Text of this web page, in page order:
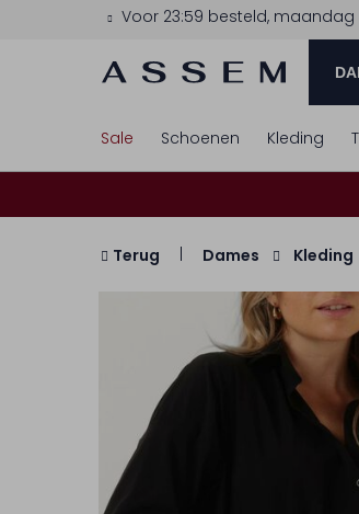
Voor 23:59 besteld, maandag
Sale Schoenen Kleding
Terug Dames Kleding